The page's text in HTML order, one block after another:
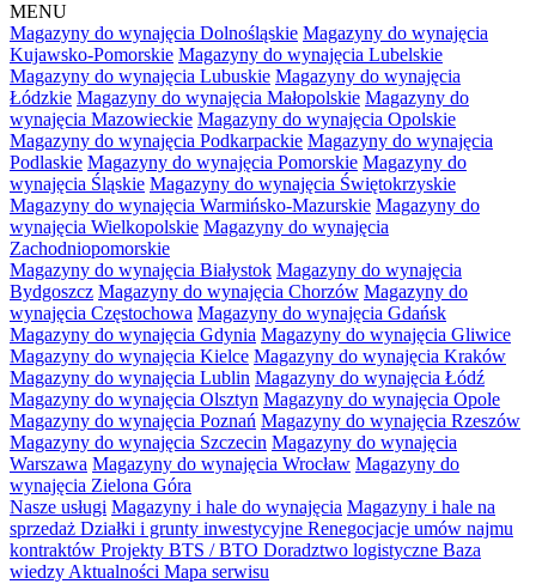
MENU
Magazyny do wynajęcia Dolnośląskie Magazyny do wynajęcia
Kujawsko-Pomorskie Magazyny do wynajęcia Lubelskie
Magazyny do wynajęcia Lubuskie Magazyny do wynajęcia
Łódzkie Magazyny do wynajęcia Małopolskie Magazyny do
wynajęcia Mazowieckie Magazyny do wynajęcia Opolskie
Magazyny do wynajęcia Podkarpackie Magazyny do wynajęcia
Podlaskie Magazyny do wynajęcia Pomorskie Magazyny do
wynajęcia Śląskie Magazyny do wynajęcia Świętokrzyskie
Magazyny do wynajęcia Warmińsko-Mazurskie Magazyny do
wynajęcia Wielkopolskie Magazyny do wynajęcia
Zachodniopomorskie
Magazyny do wynajęcia Białystok Magazyny do wynajęcia
Bydgoszcz Magazyny do wynajęcia Chorzów Magazyny do
wynajęcia Częstochowa Magazyny do wynajęcia Gdańsk
Magazyny do wynajęcia Gdynia Magazyny do wynajęcia Gliwice
Magazyny do wynajęcia Kielce Magazyny do wynajęcia Kraków
Magazyny do wynajęcia Lublin Magazyny do wynajęcia Łódź
Magazyny do wynajęcia Olsztyn Magazyny do wynajęcia Opole
Magazyny do wynajęcia Poznań Magazyny do wynajęcia Rzeszów
Magazyny do wynajęcia Szczecin Magazyny do wynajęcia
Warszawa Magazyny do wynajęcia Wrocław Magazyny do
wynajęcia Zielona Góra
Nasze usługi Magazyny i hale do wynajęcia Magazyny i hale na
sprzedaż Działki i grunty inwestycyjne Renegocjacje umów najmu
kontraktów Projekty BTS / BTO Doradztwo logistyczne Baza
wiedzy Aktualności Mapa serwisu